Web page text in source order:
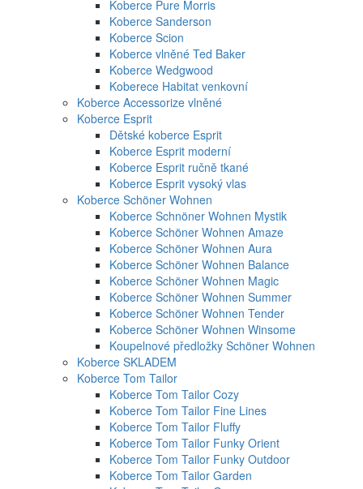
Koberce Pure Morris
Koberce Sanderson
Koberce Scion
Koberce vlněné Ted Baker
Koberce Wedgwood
Koberece Habitat venkovní
Koberce Accessorize vlněné
Koberce Esprit
Dětské koberce Esprit
Koberce Esprit moderní
Koberce Esprit ručně tkané
Koberce Esprit vysoký vlas
Koberce Schöner Wohnen
Koberce Schnöner Wohnen Mystik
Koberce Schöner Wohnen Amaze
Koberce Schöner Wohnen Aura
Koberce Schöner Wohnen Balance
Koberce Schöner Wohnen Magic
Koberce Schöner Wohnen Summer
Koberce Schöner Wohnen Tender
Koberce Schöner Wohnen Winsome
Koupelnové předložky Schöner Wohnen
Koberce SKLADEM
Koberce Tom Tailor
Koberce Tom Tailor Cozy
Koberce Tom Tailor Fine Lines
Koberce Tom Tailor Fluffy
Koberce Tom Tailor Funky Orient
Koberce Tom Tailor Funky Outdoor
Koberce Tom Tailor Garden